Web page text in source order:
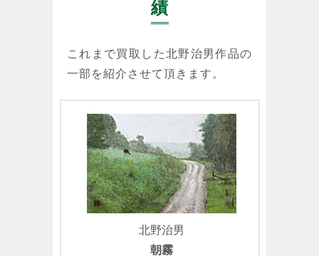
績
これまで買取した北野治男作品の
一部を紹介させて頂きます。
北野治男
朝霧